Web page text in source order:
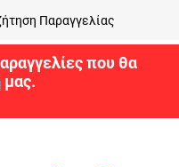
Παραγγελίας
που θα
μας.